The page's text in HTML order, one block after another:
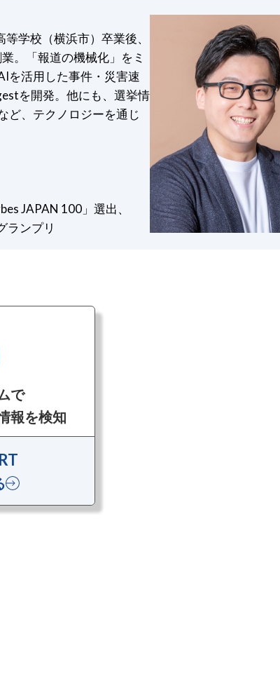
学校（横浜市）卒業後、
。「報道の機械化」をミ
を活用した事件・災害速
を開発。他にも、選挙情
ど、テクノロジーを通じ
JAPAN 100」選出​​、
ランプリ
で
報を検知